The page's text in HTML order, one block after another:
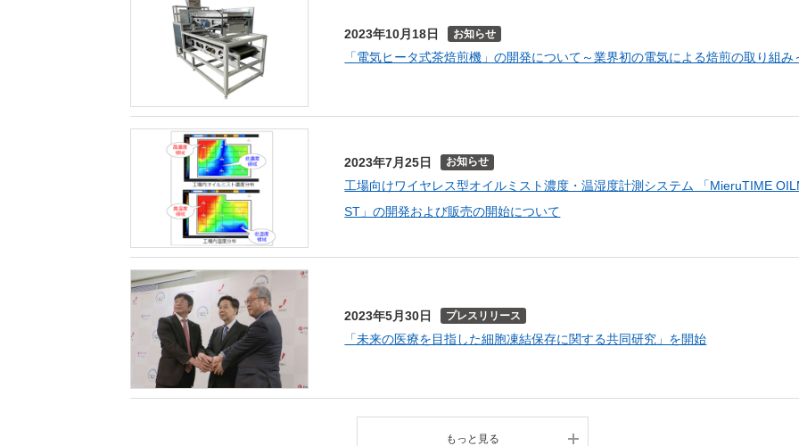
2023年10月18日 お知らせ
「電気ヒータ式茶焙煎機」の開発について～業界初の電気による焙煎の取り組み
2023年7月25日 お知らせ
工場向けワイヤレス型オイルミスト濃度・温湿度計測システム 「MieruTIME
ST」の開発および販売の開始について
2023年5月30日 プレスリリース
「未来の医療を目指した細胞凍結保存に関する共同研究」を開始
もっと見る